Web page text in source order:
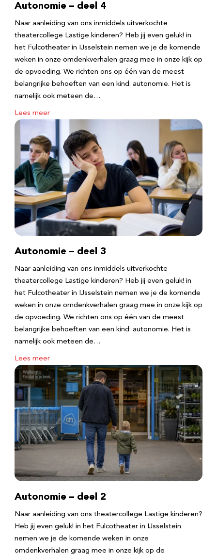
Autonomie – deel 4
Naar aanleiding van ons inmiddels uitverkochte
theatercollege Lastige kinderen? Heb jij even geluk! in
het Fulcotheater in IJsselstein nemen we je de komende
weken in onze omdenkverhalen graag mee in onze kijk op
de opvoeding. We richten ons op één van de meest
belangrijke behoeften van een kind: autonomie. Het is
namelijk ook meteen de…
Lees meer
Autonomie – deel 3
Naar aanleiding van ons inmiddels uitverkochte
theatercollege Lastige kinderen? Heb jij even geluk! in
het Fulcotheater in IJsselstein nemen we je de komende
weken in onze omdenkverhalen graag mee in onze kijk op
de opvoeding. We richten ons op één van de meest
belangrijke behoeften van een kind: autonomie. Het is
namelijk ook meteen de…
Lees meer
Autonomie – deel 2
Naar aanleiding van ons theatercollege Lastige kinderen?
Heb jij even geluk! in het Fulcotheater in IJsselstein
nemen we je de komende weken in onze
omdenkverhalen graag mee in onze kijk op de